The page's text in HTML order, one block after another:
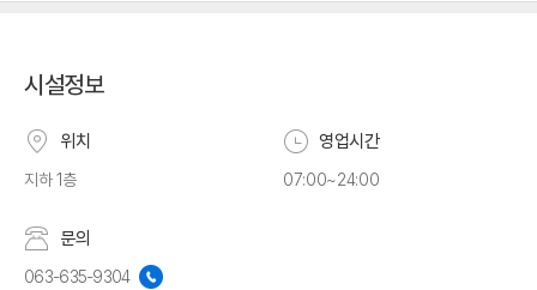
시설정보
위치
지하 1층
영업시간
07:00~24:00
문의
063-635-9304